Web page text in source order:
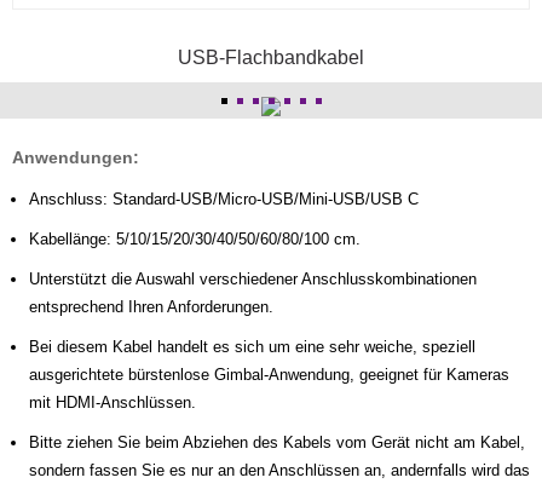
USB-Flachbandkabel
Anwendungen:
Anschluss: Standard-USB/Micro-USB/Mini-USB/USB C
Kabellänge: 5/10/15/20/30/40/50/60/80/100 cm.
Unterstützt die Auswahl verschiedener Anschlusskombinationen
entsprechend Ihren Anforderungen.
Bei diesem Kabel handelt es sich um eine sehr weiche, speziell
ausgerichtete bürstenlose Gimbal-Anwendung, geeignet für Kameras
mit HDMI-Anschlüssen.
Bitte ziehen Sie beim Abziehen des Kabels vom Gerät nicht am Kabel,
sondern fassen Sie es nur an den Anschlüssen an, andernfalls wird das